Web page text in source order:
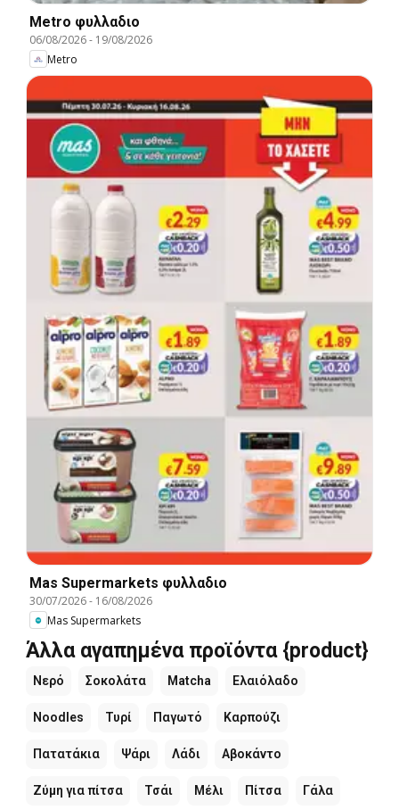
Metro φυλλαδιο
06/08/2026- 19/08/2026
Metro
Mas Supermarkets φυλλαδιο
30/07/2026- 16/08/2026
Mas Supermarkets
Άλλα αγαπημένα προϊόντα {product}
Νερό Σοκολάτα Matcha Ελαιόλαδο
Noodles Τυρί Παγωτό Καρπούζι
Πατατάκια Ψάρι Λάδι Αβοκάντο
Ζύμη για πίτσα Τσάι Μέλι Πίτσα Γάλα